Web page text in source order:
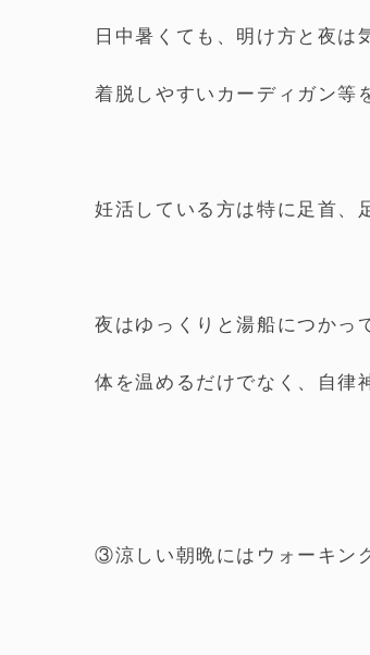
日中暑くても、明け方と夜は
着脱しやすいカーディガン等
妊活している方は特に足首、
夜はゆっくりと湯船につかっ
体を温めるだけでなく、自律
③涼しい朝晩にはウォーキン